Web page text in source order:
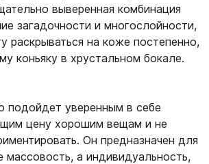
выверенная комбинация
загадочности и многослойности,
раскрываться на коже постепенно,
коньяку в хрустальном бокале.
подойдет уверенным в себе
цену хорошим вещам и не
Он предназначен для
массовость, а индивидуальность,